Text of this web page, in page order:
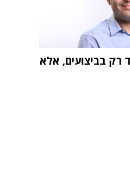
רק בביצועים, אלא